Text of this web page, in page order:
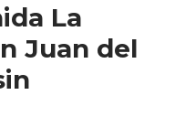
La
Juan del